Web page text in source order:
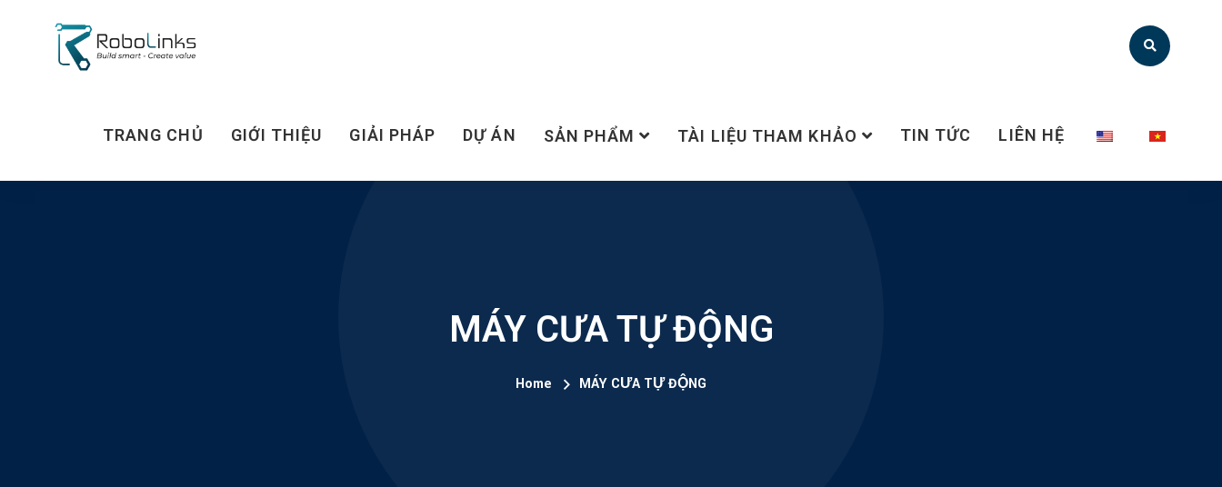
TRANG CHỦ GIỚI THIỆU GIẢI PHÁP DỰ ÁN SẢN PHẨM TÀI LIỆU THAM KHẢO TIN TỨC LIÊN HỆ
MÁY CƯA TỰ ĐỘNG
Home MÁY CƯA TỰ ĐỘNG